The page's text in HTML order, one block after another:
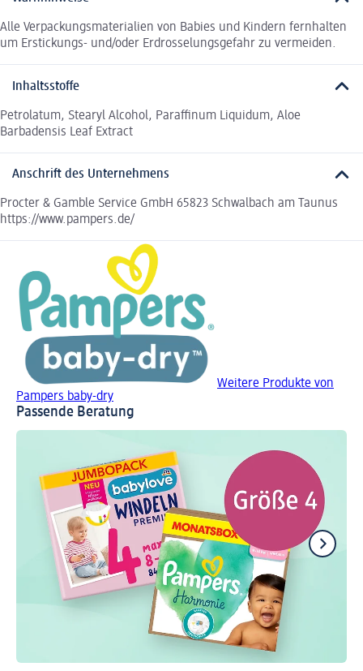
Alle Verpackungsmaterialien von Babies und Kindern fernhalten
um Erstickungs- und/oder Erdrosselungsgefahr zu vermeiden.
Inhaltsstoffe
Petrolatum, Stearyl Alcohol, Paraffinum Liquidum, Aloe
Barbadensis Leaf Extract
Anschrift des Unternehmens
Procter & Gamble Service GmbH 65823 Schwalbach am Taunus
https://www.pampers.de/
Weitere Produkte von
Pampers baby-dry
Passende Beratung